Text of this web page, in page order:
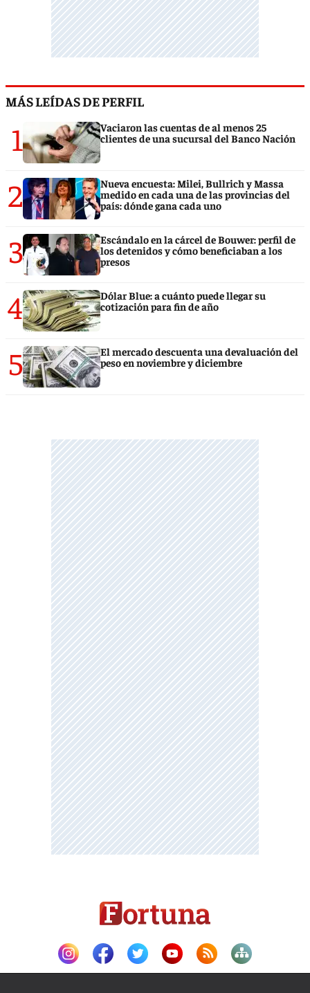
MÁS LEÍDAS DE PERFIL
1
Vaciaron las cuentas de al menos 25
clientes de una sucursal del Banco Nación
2
Nueva encuesta: Milei, Bullrich y Massa
medido en cada una de las provincias del
país: dónde gana cada uno
3
Escándalo en la cárcel de Bouwer: perfil de
los detenidos y cómo beneficiaban a los
presos
4
Dólar Blue: a cuánto puede llegar su
cotización para fin de año
5
El mercado descuenta una devaluación del
peso en noviembre y diciembre